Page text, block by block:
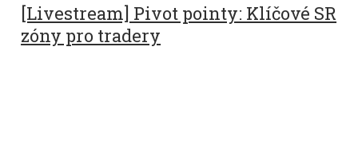
[Livestream] Pivot pointy: Klíčové SR
zóny pro tradery